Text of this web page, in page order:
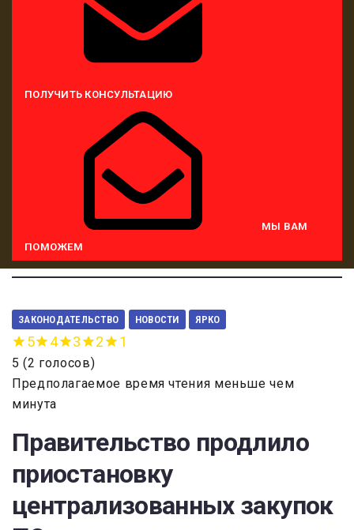
ПОЛУЧИТЬ КОНСУЛЬТАЦИЮ
МЫ ВАМ
ПОМОЖЕМ
ЗАКОНОДАТЕЛЬСТВО НОВОСТИ ЯРКО
5 4 3 2 1
5 (2 голосов)
Предполагаемое время чтения меньше чем
минута
Правительство продлило
приостановку
централизованных закупок